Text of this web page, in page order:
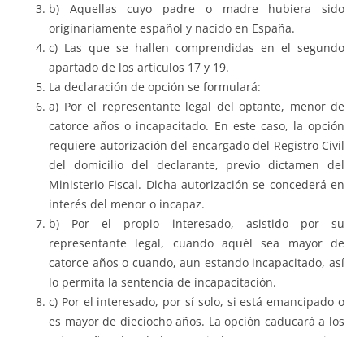
b) Aquellas cuyo padre o madre hubiera sido
originariamente español y nacido en España.
c) Las que se hallen comprendidas en el segundo
apartado de los artículos 17 y 19.
La declaración de opción se formulará:
a) Por el representante legal del optante, menor de
catorce años o incapacitado. En este caso, la opción
requiere autorización del encargado del Registro Civil
del domicilio del declarante, previo dictamen del
Ministerio Fiscal. Dicha autorización se concederá en
interés del menor o incapaz.
b) Por el propio interesado, asistido por su
representante legal, cuando aquél sea mayor de
catorce años o cuando, aun estando incapacitado, así
lo permita la sentencia de incapacitación.
c) Por el interesado, por sí solo, si está emancipado o
es mayor de dieciocho años. La opción caducará a los